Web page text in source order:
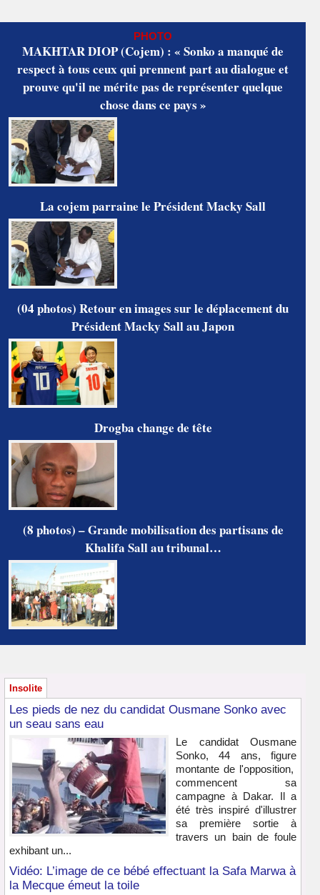
PHOTO
MAKHTAR DIOP (Cojem) : « Sonko a manqué de
respect à tous ceux qui prennent part au dialogue et
prouve qu'il ne mérite pas de représenter quelque
chose dans ce pays »
La cojem parraine le Président Macky Sall
(04 photos) Retour en images sur le déplacement du
Président Macky Sall au Japon
Drogba change de tête
(8 photos) – Grande mobilisation des partisans de
Khalifa Sall au tribunal…
Insolite
Les pieds de nez du candidat Ousmane Sonko avec
un seau sans eau
Le candidat Ousmane
Sonko, 44 ans, figure
montante de l'opposition,
commencent sa
campagne à Dakar. Il a
été très inspiré d'illustrer
sa première sortie à
travers un bain de foule
exhibant un...
Vidéo: L’image de ce bébé effectuant la Safa Marwa à
la Mecque émeut la toile